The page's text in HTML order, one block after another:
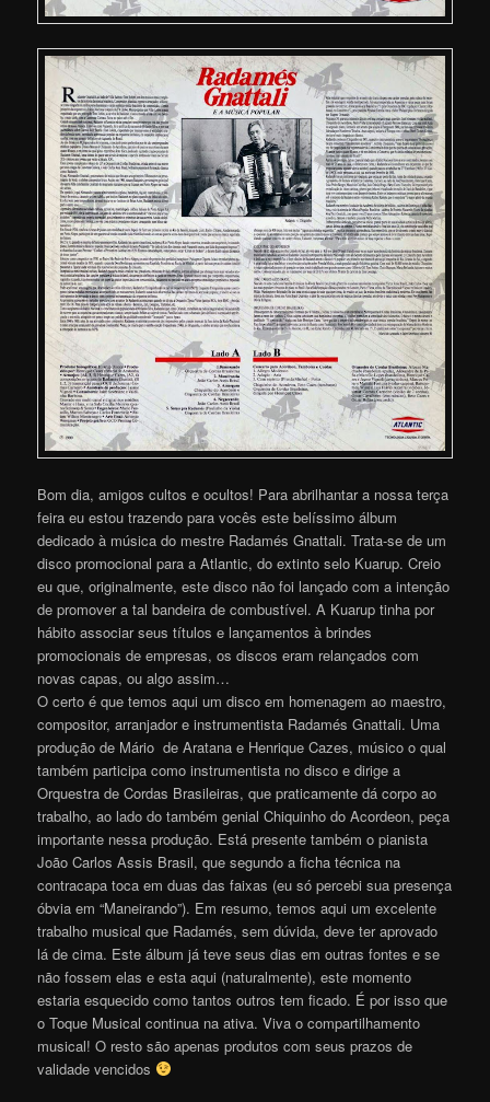
Bom dia, amigos cultos e ocultos! Para abrilhantar a nossa terça
feira eu estou trazendo para vocês este belíssimo álbum
dedicado à música do mestre Radamés Gnattali. Trata-se de um
disco promocional para a Atlantic, do extinto selo Kuarup. Creio
eu que, originalmente, este disco não foi lançado com a intenção
de promover a tal bandeira de combustível. A Kuarup tinha por
hábito associar seus títulos e lançamentos à brindes
promocionais de empresas, os discos eram relançados com
novas capas, ou algo assim…
O certo é que temos aqui um disco em homenagem ao maestro,
compositor, arranjador e instrumentista Radamés Gnattali. Uma
produção de Mário de Aratana e Henrique Cazes, músico o qual
também participa como instrumentista no disco e dirige a
Orquestra de Cordas Brasileiras, que praticamente dá corpo ao
trabalho, ao lado do também genial Chiquinho do Acordeon, peça
importante nessa produção. Está presente também o pianista
João Carlos Assis Brasil, que segundo a ficha técnica na
contracapa toca em duas das faixas (eu só percebi sua presença
óbvia em “Maneirando”). Em resumo, temos aqui um excelente
trabalho musical que Radamés, sem dúvida, deve ter aprovado
lá de cima. Este álbum já teve seus dias em outras fontes e se
não fossem elas e esta aqui (naturalmente), este momento
estaria esquecido como tantos outros tem ficado. É por isso que
o Toque Musical continua na ativa. Viva o compartilhamento
musical! O resto são apenas produtos com seus prazos de
validade vencidos